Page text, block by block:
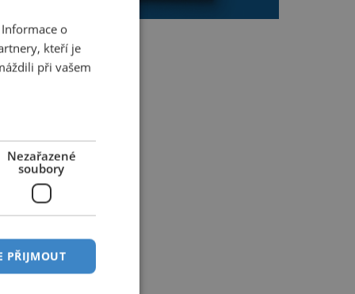
o
kteří je
při vašem
Nezařazené
soubory
PŘIJMOUT